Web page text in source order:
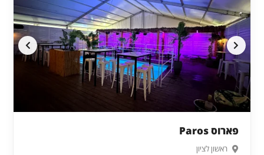
פארוס Paros
ראשון לציון